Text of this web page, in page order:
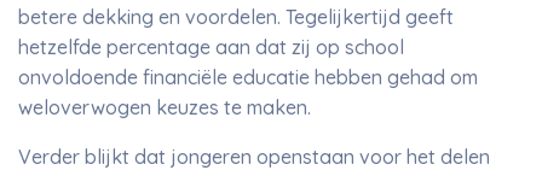
betere dekking en voordelen. Tegelijkertijd geeft
hetzelfde percentage aan dat zij op school
onvoldoende financiële educatie hebben gehad om
weloverwogen keuzes te maken.
Verder blijkt dat jongeren openstaan voor het delen